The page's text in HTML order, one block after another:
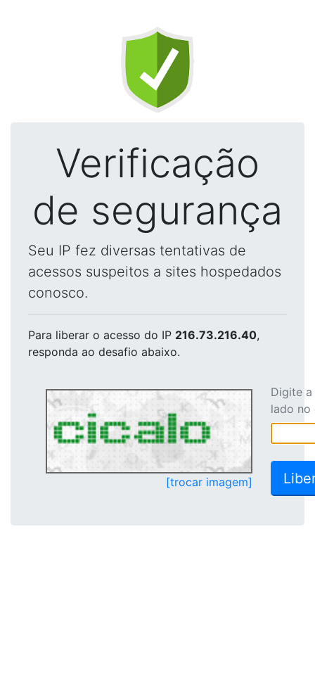
Verificação
de segurança
Seu IP fez diversas tentativas de
acessos suspeitos a sites hospedados
conosco.
Para liberar o acesso do IP 216.73.216.40,
responda ao desafio abaixo.
[trocar imagem]
Digite
lado no